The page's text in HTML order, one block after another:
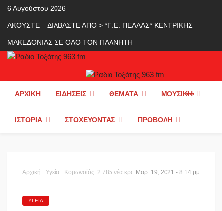
6 Αυγούστου 2026
ΑΚΟΥΣΤΕ – ΔΙΑΒΑΣΤΕ ΑΠΟ > *Π.Ε. ΠΕΛΛΑΣ* ΚΕΝΤΡΙΚΗΣ
ΜΑΚΕΔΟΝΙΑΣ ΣΕ ΟΛΟ ΤΟΝ ΠΛΑΝΗΤΗ
ΑΡΧΙΚΉ ΕΙΔΉΣΕΙΣ ΘΈΜΑΤΑ ΜΟΥΣΙΚΉ
ΙΣΤΟΡΊΑ ΣΤΟΧΕΎΟΝΤΑΣ ΠΡΟΒΟΛΉ
Αρχική Υγεία Κορωνοϊός: 2.785 νέα κρούσματα, 35 στην Πέλλα, 649 διασωληνωμένοι.Μαρ. 19, 2021 - 8:14 μμ
ΥΓΕΊΑ